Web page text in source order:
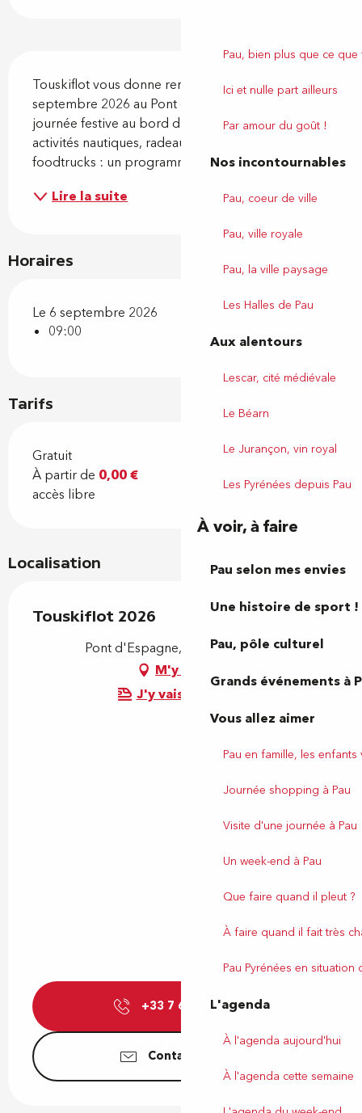
Pau, bien plus que ce
Ici et nulle part ailleurs
Par amour du goût !
Nos incontournables
Pau, coeur de ville
Pau, ville royale
Pau, la ville paysage
Les Halles de Pau
Aux alentours
Lescar, cité médiévale
Le Béarn
Le Jurançon, vin royal
Les Pyrénées depuis Pau
À voir, à faire
Pau selon mes envies
Une histoire de sport !
Pau, pôle culturel
Grands événements à
Vous allez aimer
Pau en famille, les
Journée shopping à Pau
Visite d'une journée à Pau
Un week-end à Pau
Que faire quand il pleut ?
À faire quand il fait très
Pau Pyrénées en situation
L'agenda
À l'agenda aujourd'hui
À l'agenda cette semaine
Touskiflot vous donne rendez-vous dimanche 6
septembre 2026 au Pont d’Espagne pour une
journée festive au bord du gave ! 🌊 Animations,
activités nautiques, radeaux, musique, buvette et
foodtrucks : un programme riche à découvrir.
Lire la suite
Horaires
Le 6 septembre 2026
09:00
Tarifs
Gratuit
À partir de 0,00 €
accès libre
Localisation
Touskiflot 2026
Pont d'Espagne, 64110 Jurançon
M'y rendre
J'y vais en train !
+33 7 66 07 41▒▒
Contactez-nous